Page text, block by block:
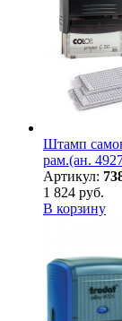
Штамп
рам.(ан.
Артикул:
1 824 руб.
В корзину